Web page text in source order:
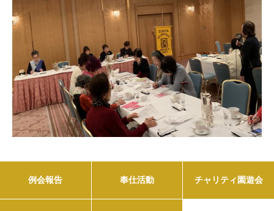
例会報告 奉仕活動 チャリティ園遊会